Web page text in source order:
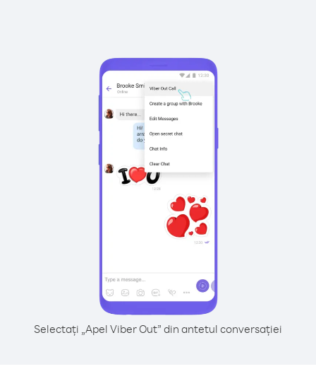
Selectați „Apel Viber Out” din antetul conversației